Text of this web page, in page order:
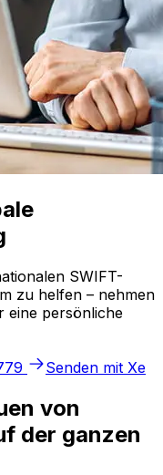
SWIFT-
zu helfen – nehmen
eine persönliche
Senden mit Xe
von
der ganzen